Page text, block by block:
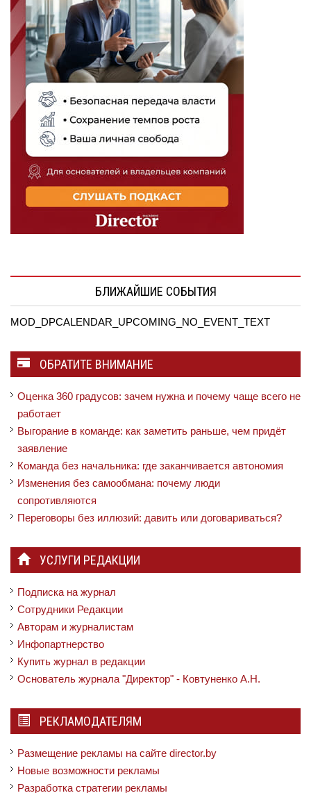
БЛИЖАЙШИЕ СОБЫТИЯ
MOD_DPCALENDAR_UPCOMING_NO_EVENT_TEXT
ОБРАТИТЕ ВНИМАНИЕ
Оценка 360 градусов: зачем нужна и почему чаще всего не
работает
Выгорание в команде: как заметить раньше, чем придёт
заявление
Команда без начальника: где заканчивается автономия
Изменения без самообмана: почему люди
сопротивляются
Переговоры без иллюзий: давить или договариваться?
УСЛУГИ РЕДАКЦИИ
Подписка на журнал
Сотрудники Редакции
Авторам и журналистам
Инфопартнерство
Купить журнал в редакции
Основатель журнала "Директор" - Ковтуненко А.Н.
РЕКЛАМОДАТЕЛЯМ
Размещение рекламы на сайте director.by
Новые возможности рекламы
Разработка стратегии рекламы